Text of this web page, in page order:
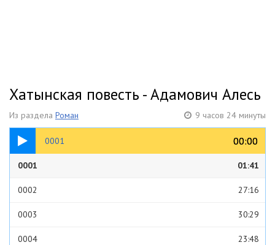
Хатынская повесть - Адамович Алесь
Из раздела Роман 9 часов 24 минуты
0001 00:00
00:00
01:41
0001 01:41
0002 27:16
0003 30:29
0004 23:48